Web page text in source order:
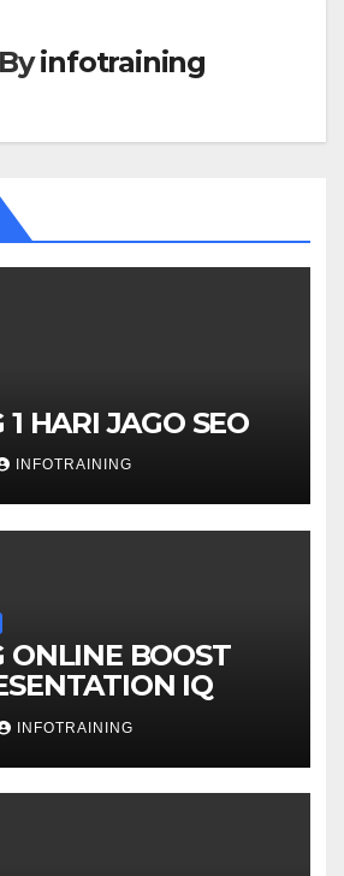
Byinfotraining
HARI JAGO SEO
INFOTRAINING
ONLINE BOOST
IQ
INFOTRAINING